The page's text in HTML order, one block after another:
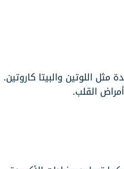
اللوتين والبيتا كاروتين.
القلب.